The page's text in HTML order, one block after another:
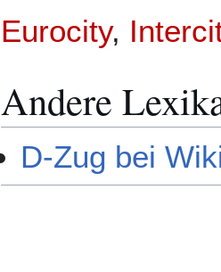
Eurocity,
Andere
D-Zug bei